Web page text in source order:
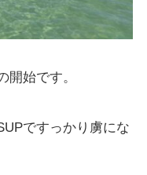
開始です。
ですっかり虜にな